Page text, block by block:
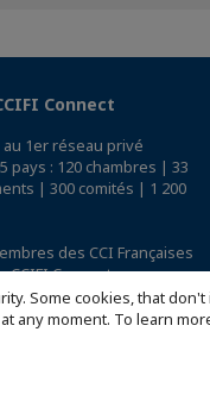
Some cookies, that
any moment. To learn
Connect
1er réseau privé
pays : 120 chambres | 33
| 300 comités | 1 200
des CCI Françaises
CCIFI Connect.